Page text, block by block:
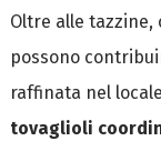
Oltre alle tazzine,
possono
raffinata nel
tovaglioli